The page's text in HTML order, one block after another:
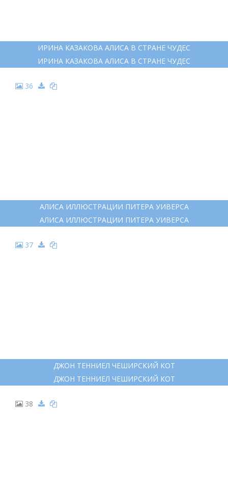
ИРИНА КАЗАКОВА АЛИСА В СТРАНЕ ЧУДЕС
ИРИНА КАЗАКОВА АЛИСА В СТРАНЕ ЧУДЕС
36
АЛИСА ИЛЛЮСТРАЦИИ ПИТЕРА УИВЕРСА
АЛИСА ИЛЛЮСТРАЦИИ ПИТЕРА УИВЕРСА
37
ДЖОН ТЕННИЕЛ ЧЕШИРСКИЙ КОТ
ДЖОН ТЕННИЕЛ ЧЕШИРСКИЙ КОТ
38